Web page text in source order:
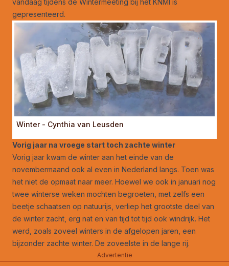
gepresenteerd.
Winter - Cynthia van Leusden
Vorig jaar na vroege start toch zachte winter
Vorig jaar kwam de winter aan het einde van de
novembermaand ook al even in Nederland langs. Toen was
het niet de opmaat naar meer. Hoewel we ook in januari nog
twee winterse weken mochten begroeten, met zelfs een
beetje schaatsen op natuurijs, verliep het grootste deel van
de winter zacht, erg nat en van tijd tot tijd ook windrijk. Het
werd, zoals zoveel winters in de afgelopen jaren, een
bijzonder zachte winter. De zoveelste in de lange rij.
Advertentie